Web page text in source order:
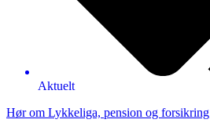
Aktuelt
Hør om Lykkeliga, pension og forsikring